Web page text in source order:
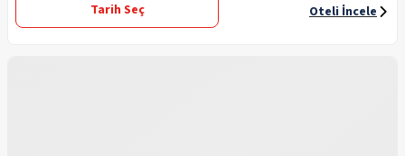
Tarih Seç
Oteli İncele